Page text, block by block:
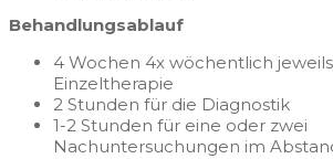
Behandlungsablauf
4 Wochen 4x wöchentlich
Einzeltherapie
2 Stunden für die Diagnostik
1-2 Stunden für eine oder zwei
Nachuntersuchungen im